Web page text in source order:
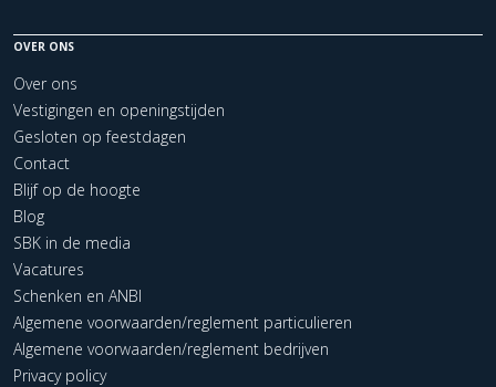
OVER ONS
Over ons
Vestigingen en openingstijden
Gesloten op feestdagen
Contact
Blijf op de hoogte
Blog
SBK in de media
Vacatures
Schenken en ANBI
Algemene voorwaarden/reglement particulieren
Algemene voorwaarden/reglement bedrijven
Privacy policy